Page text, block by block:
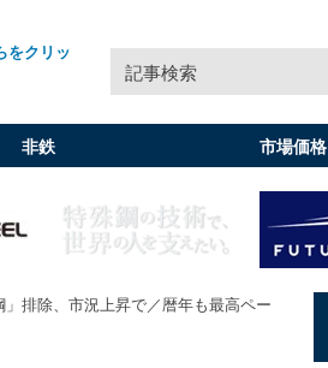
をクリッ
記事検索
非鉄 市場価格
排除、市況上昇で／暦年も最高ペー